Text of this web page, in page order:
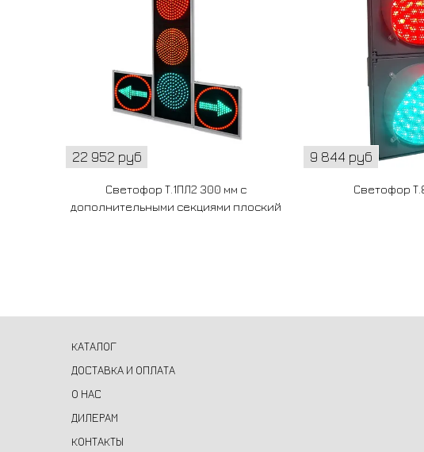
22 952 руб
Светофор Т.1ПЛ2 300 мм с
дополнительными секциями плоский
9 844 руб
Светофор
КАТАЛОГ
ДОСТАВКА И ОПЛАТА
О НАС
ДИЛЕРАМ
КОНТАКТЫ